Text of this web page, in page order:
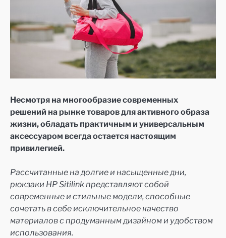
Несмотря на многообразие современных
решений на рынке товаров для активного образа
жизни, обладать практичным и универсальным
аксессуаром всегда остается настоящим
привилегией.
Рассчитанные на долгие и насыщенные дни,
рюкзаки HP Sitilink представляют собой
современные и стильные модели, способные
сочетать в себе исключительное качество
материалов с продуманным дизайном и удобством
использования.